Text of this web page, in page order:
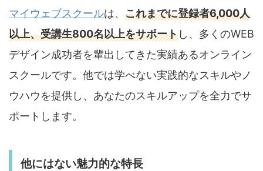
マイウェブスクールは、 これまでに登録者6,000人
以上、受講生800名以上をサポートし、多くのWEB
デザイン成功者を輩出してきた実績あるオンライン
スクールです。他では学べない実践的なスキルやノ
ウハウを提供し、あなたのスキルアップを全力でサ
ポートします。
他にはない魅力的な特長